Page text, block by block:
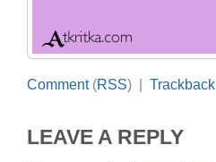
Comment(RSS) | Trackback
LEAVE A REPLY